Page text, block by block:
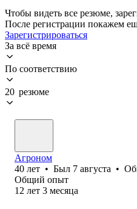
Чтобы видеть все резюме,
После регистрации покажем
Зарегистрироваться
За всё время
По соответствию
20 резюме
Агроном
40 лет • Был 7 августа •
Общий опыт
12 лет 3 месяца